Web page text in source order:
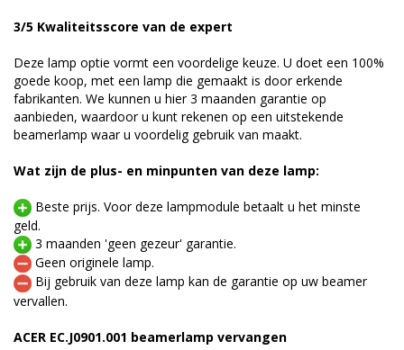
3/5 Kwaliteitsscore van de expert
Deze lamp optie vormt een voordelige keuze. U doet een 100%
goede koop, met een lamp die gemaakt is door erkende
fabrikanten. We kunnen u hier 3 maanden garantie op
aanbieden, waardoor u kunt rekenen op een uitstekende
beamerlamp waar u voordelig gebruik van maakt.
Wat zijn de plus- en minpunten van deze lamp:
Beste prijs. Voor deze lampmodule betaalt u het minste
geld.
3 maanden 'geen gezeur' garantie.
Geen originele lamp.
Bij gebruik van deze lamp kan de garantie op uw beamer
vervallen.
ACER EC.J0901.001 beamerlamp vervangen